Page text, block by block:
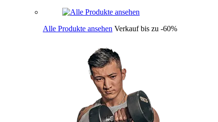
Alle Produkte ansehen Verkauf bis zu -60%